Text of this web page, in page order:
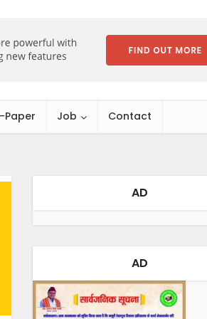
Paper Job Contact
AD
AD